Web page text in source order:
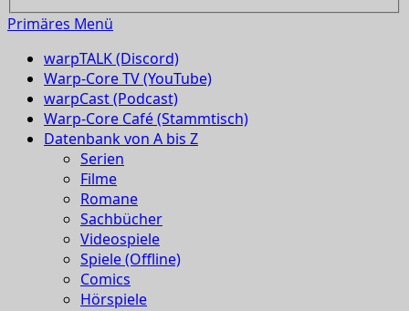
Primäres Menü
warpTALK (Discord)
Warp-Core TV (YouTube)
warpCast (Podcast)
Warp-Core Café (Stammtisch)
Datenbank von A bis Z
Serien
Filme
Romane
Sachbücher
Videospiele
Spiele (Offline)
Comics
Hörspiele